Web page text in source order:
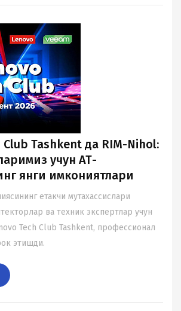
Club Tashkent да RIM-Nihol:
учун АТ-
янги имкониятлари
етакчи мутахассислари
ва техник экспертлар учун
Tech Club Tashkent, профессионал
этишди.